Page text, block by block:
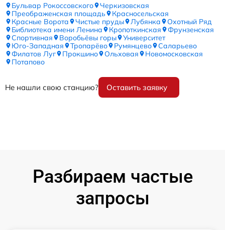
Бульвар Рокоссовского
Черкизовская
Преображенская площадь
Красносельская
Красные Ворота
Чистые пруды Лубянка
Охотный Ряд
Библиотека имени Ленина
Кропоткинская
Фрунзенская
Спортивная
Воробьёвы горы
Университет
Юго-Западная
Тропарёво Румянцево
Саларьево
Филатов Луг
Прокшино Ольховая
Новомосковская
Потапово
Не нашли свою станцию? Оставить заявку
Разбираем частые
запросы